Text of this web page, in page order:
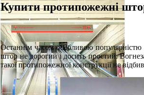
Купити протипожежні
Останнім часом особливою
штор не дорогий і досить простий.
такої протипожежної конструкції не